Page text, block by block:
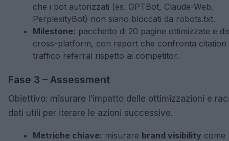
che i bot autorizzati (es. GPTBot, Claude-Web,
PerplexityBot) non siano bloccati da robots.txt.
Milestone: pacchetto di 20 pagine ottimizzate e
cross-platform, con report che confronta citation
traffico referral rispetto ai competitor.
Fase 3 – Assessment
Obiettivo: misurare l’impatto delle ottimizzazioni e
dati utili per iterare le azioni successive.
Metriche chiave: misurare brand visibility come